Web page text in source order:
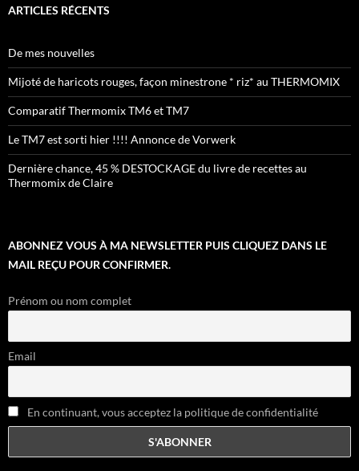
ARTICLES RÉCENTS
De mes nouvelles
Mijoté de haricots rouges, façon minestrone * riz* au THERMOMIX
Comparatif Thermomix TM6 et TM7
Le TM7 est sorti hier !!!! Annonce de Vorwerk
Dernière chance, 45 % DESTOCKAGE du livre de recettes au
Thermomix de Claire
ABONNEZ VOUS À MA NEWSLETTER PUIS CLIQUEZ DANS LE
MAIL REÇU POUR CONFIRMER.
Prénom ou nom complet
Email
En continuant, vous acceptez la politique de confidentialité